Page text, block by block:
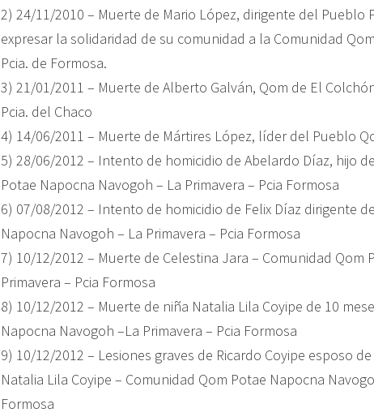
2) 24/11/2010 – Muerte de Mario López, dirigente del Pueblo
expresar la solidaridad de su comunidad a la Comunidad
Pcia. de Formosa.
3) 21/01/2011 – Muerte de Alberto Galván, Qom de El
Pcia. del Chaco
4) 14/06/2011 – Muerte de Mártires López, líder del Pueblo
5) 28/06/2012 – Intento de homicidio de Abelardo Díaz, hijo
Potae Napocna Navogoh – La Primavera – Pcia Formosa
6) 07/08/2012 – Intento de homicidio de Felix Díaz dirigente
Napocna Navogoh – La Primavera – Pcia Formosa
7) 10/12/2012 – Muerte de Celestina Jara – Comunidad Qom
Primavera – Pcia Formosa
8) 10/12/2012 – Muerte de niña Natalia Lila Coyipe de 10
Napocna Navogoh –La Primavera – Pcia Formosa
9) 10/12/2012 – Lesiones graves de Ricardo Coyipe esposo
Natalia Lila Coyipe – Comunidad Qom Potae Napocna
Formosa